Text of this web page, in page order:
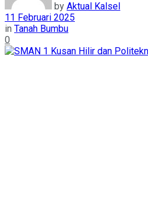
by Aktual Kalsel
11 Februari 2025
in Tanah Bumbu
0